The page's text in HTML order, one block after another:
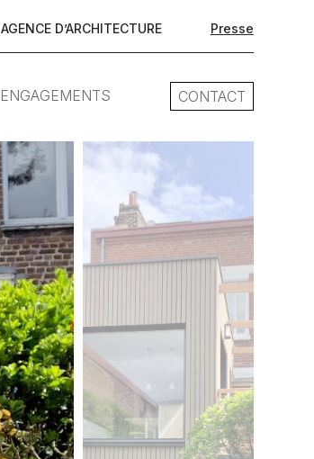
AGENCE D’ARCHITECTURE Presse
ENGAGEMENTS CONTACT